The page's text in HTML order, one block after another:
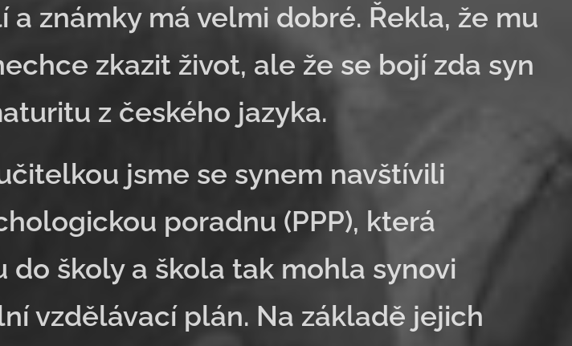
známky má velmi dobré. Řekla, že mu
zkazit život, ale že se bojí zda syn
z českého jazyka.
jsme se synem navštívili
poradnu (PPP), která
do školy a škola tak mohla synovi
vzdělávací plán. Na základě jejich